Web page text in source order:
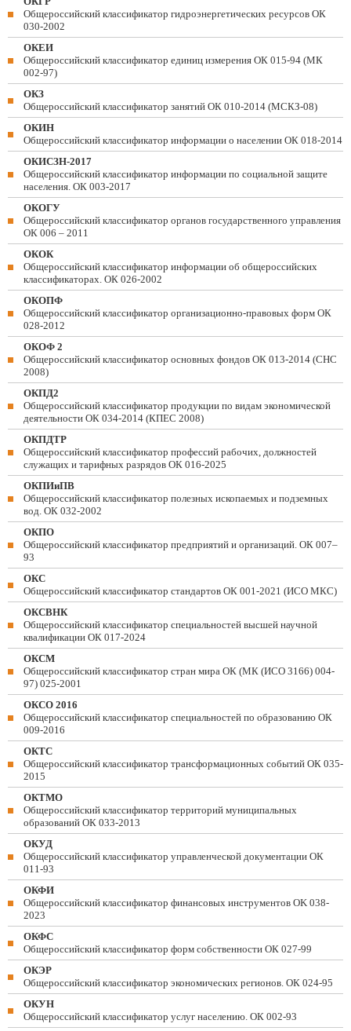
Общероссийский классификатор гидроэнергетических ресурсов ОК
030-2002
ОКЕИ
Общероссийский классификатор единиц измерения ОК 015-94 (МК
002-97)
ОКЗ
Общероссийский классификатор занятий ОК 010-2014 (МСКЗ-08)
ОКИН
Общероссийский классификатор информации о населении ОК 018-2014
ОКИСЗН-2017
Общероссийский классификатор информации по социальной защите
населения. ОК 003-2017
ОКОГУ
Общероссийский классификатор органов государственного управления
ОК 006 – 2011
ОКОК
Общероссийский классификатор информации об общероссийских
классификаторах. ОК 026-2002
ОКОПФ
Общероссийский классификатор организационно-правовых форм ОК
028-2012
ОКОФ 2
Общероссийский классификатор основных фондов ОК 013-2014 (СНС
2008)
ОКПД2
Общероссийский классификатор продукции по видам экономической
деятельности ОК 034-2014 (КПЕС 2008)
ОКПДТР
Общероссийский классификатор профессий рабочих, должностей
служащих и тарифных разрядов ОК 016-2025
ОКПИиПВ
Общероссийский классификатор полезных ископаемых и подземных
вод. ОК 032-2002
ОКПО
Общероссийский классификатор предприятий и организаций. ОК 007–
93
ОКС
Общероссийский классификатор стандартов ОК 001-2021 (ИСО МКС)
ОКСВНК
Общероссийский классификатор специальностей высшей научной
квалификации ОК 017-2024
ОКСМ
Общероссийский классификатор стран мира ОК (МК (ИСО 3166) 004-
97) 025-2001
ОКСО 2016
Общероссийский классификатор специальностей по образованию ОК
009-2016
ОКТС
Общероссийский классификатор трансформационных событий ОК 035-
2015
ОКТМО
Общероссийский классификатор территорий муниципальных
образований ОК 033-2013
ОКУД
Общероссийский классификатор управленческой документации ОК
011-93
ОКФИ
Общероссийский классификатор финансовых инструментов OK 038-
2023
ОКФС
Общероссийский классификатор форм собственности ОК 027-99
ОКЭР
Общероссийский классификатор экономических регионов. ОК 024-95
ОКУН
Общероссийский классификатор услуг населению. ОК 002-93